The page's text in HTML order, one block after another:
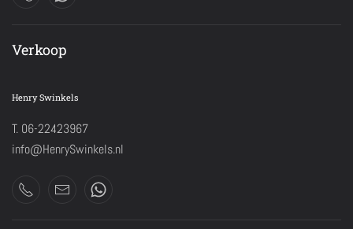
Verkoop
Henry Swinkels
T. 06-22423967
info@HenrySwinkels.nl